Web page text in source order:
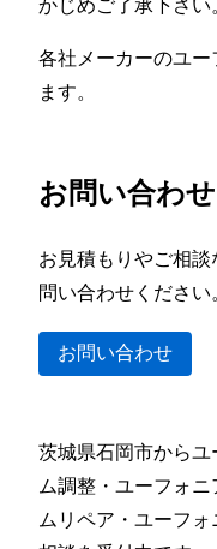
かじめご了承下さい
各社メーカーのユー
ます。
お問い合わせ
お見積もりやご相
問い合わせください
お問い合わせ
茨城県石岡市から
ム調整・ユーフォ
ムリペア・ユーフ